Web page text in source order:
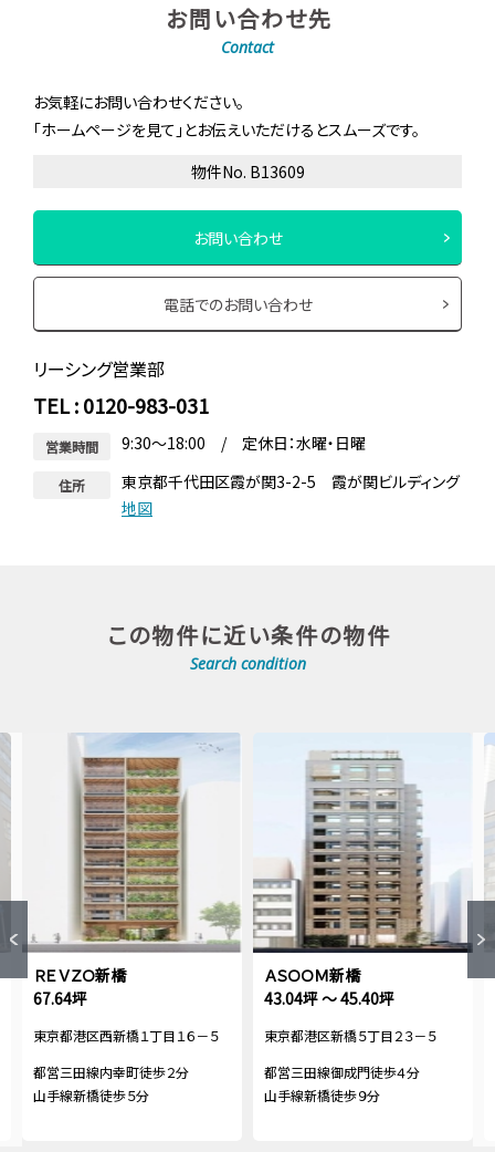
お問い合わせ先
Contact
お気軽にお問い合わせください。
「ホームページを見て」とお伝えいただけるとスムーズです。
物件No. B13609
お問い合わせ
電話でのお問い合わせ
リーシング営業部
TEL : 0120-983-031
営業時間 9:30～18:00 / 定休日：水曜・日曜
住所
東京都千代田区霞が関3-2-5 霞が関ビルディング
地図
この物件に近い条件の物件
Search condition
ＲＥＶＺＯ新橋
67.64坪
東京都港区西新橋１丁目１６－５
都営三田線内幸町徒歩２分
山手線新橋徒歩５分
ＡＳＯＯＭ新橋
43.04坪 ～ 45.40坪
東京都港区新橋５丁目２３－５
都営三田線御成門徒歩４分
山手線新橋徒歩９分